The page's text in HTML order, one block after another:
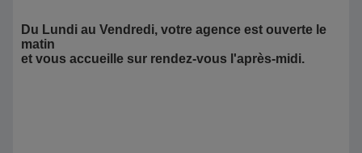
Du Lundi au Vendredi, votre agence est ouverte le
matin
et vous accueille sur rendez-vous l'après-midi.